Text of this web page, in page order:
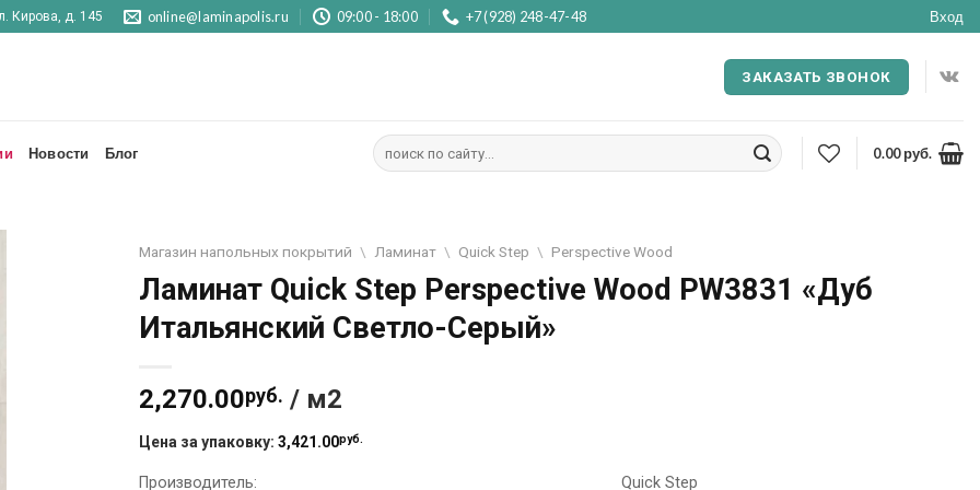
Кирова, д. 145 online@laminapolis.ru 09:00 - 18:00 +7 (928) 248-47-48 Вход
ЗАКАЗАТЬ ЗВОНОК
Новости Блог
Искать:
0.00руб.
Магазин напольных покрытий \ Ламинат \ Quick Step \ Perspective Wood
Ламинат Quick Step Perspective Wood PW3831 «Дуб
Итальянский Светло-Серый»
2,270.00руб. / м2
Цена за упаковку: 3,421.00руб.
Производитель:
Quick Step